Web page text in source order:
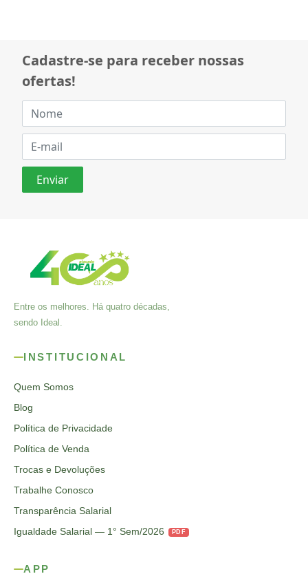
Cadastre-se para receber nossas
ofertas!
Entre os melhores. Há quatro décadas,
sendo Ideal.
INSTITUCIONAL
Quem Somos
Blog
Política de Privacidade
Política de Venda
Trocas e Devoluções
Trabalhe Conosco
Transparência Salarial
Igualdade Salarial — 1° Sem/2026
PDF
APP